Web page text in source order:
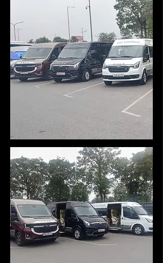
2,500,000 2,800,000 2,500,000
2,500,000 2,800,000 2,500,000
2,500,000 3,500,000 2,800,000
3,000,000
4,500,000 5,500,000 5,000,000
2,500,000 3,500,000 3,000,000
3,000,000 3,800,000 3,500,000
3,000,000 4,500,000 4,000,000